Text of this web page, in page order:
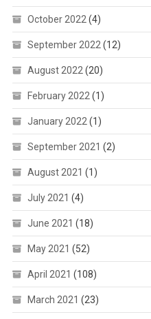
October 2022 (4)
September 2022 (12)
August 2022 (20)
February 2022 (1)
January 2022 (1)
September 2021 (2)
August 2021 (1)
July 2021 (4)
June 2021 (18)
May 2021 (52)
April 2021 (108)
March 2021 (23)